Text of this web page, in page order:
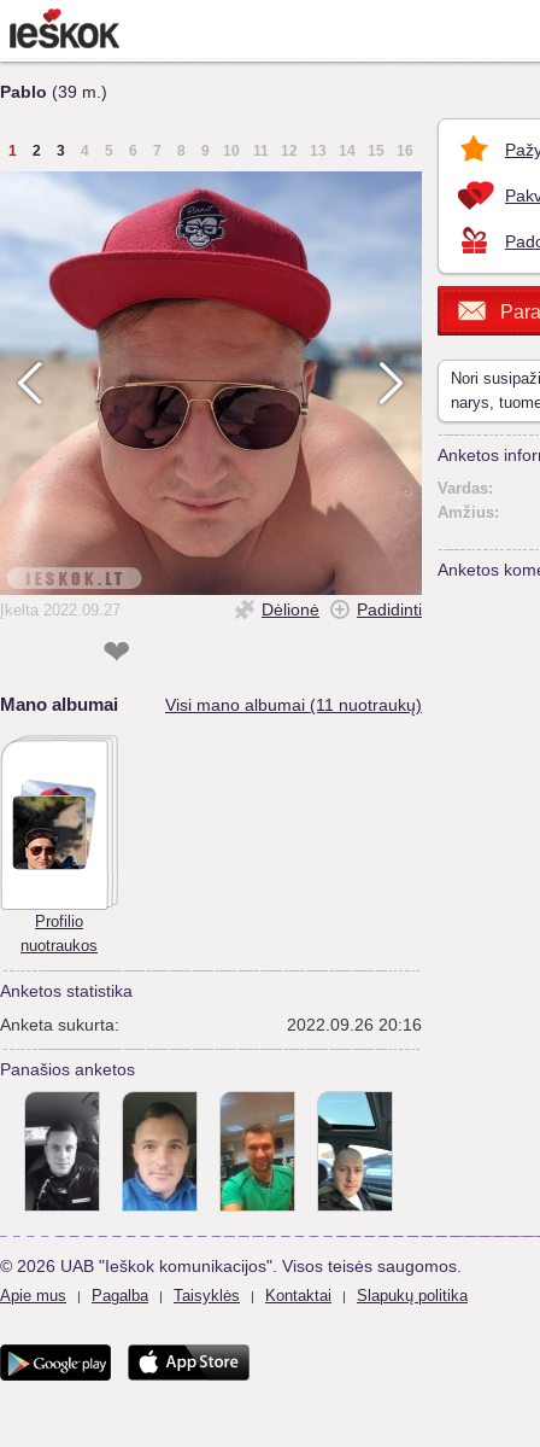
Pablo (39 m.)
1 2 3 4 5 6 7 8 9 10 11 12 13 14 15 16
Įkelta 2022.09.27 Dėlionė Padidinti
❤
Mano albumai Visi mano albumai (11 nuotraukų)
Profilio
nuotraukos
Anketos statistika
Anketa sukurta:
2022.09.26 20:16
Panašios anketos
Nori
narys,
Anketos
Vardas:
Amžius:
Anketos
© 2026 UAB "Ieškok komunikacijos". Visos teisės saugomos.
Apie mus | Pagalba | Taisyklės | Kontaktai | Slapukų politika